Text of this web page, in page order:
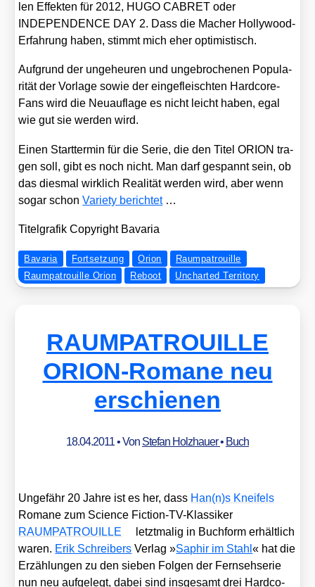
len Effek­ten für 2012, HUGO CABRET oder
INDEPENDENCE DAY 2. Dass die Macher Hol­ly­wood-
Erfah­rung haben, stimmt mich eher opti­mis­tisch.
Auf­grund der unge­heu­ren und unge­bro­che­nen Popu­la­
ri­tät der Vor­la­ge sowie der ein­ge­fleisch­ten Hard­core-
Fans wird die Neu­auf­la­ge es nicht leicht haben, egal
wie gut sie wer­den wird.
Einen Start­ter­min für die Serie, die den Titel ORION tra­
gen soll, gibt es noch nicht. Man darf gespannt sein, ob
das dies­mal wirk­lich Rea­li­tät wer­den wird, aber wenn
sogar schonVarie­ty berich­tet…
Titel­gra­fik Copy­right Bava­ria
Bavaria Fortsetzung Orion
Raumpatrouille
Raumpatrouille Orion
Reboot Uncharted Territory
RAUMPATROUILLE
ORION-Romane neu
erschienen
18.04.2011• Von Stefan Holzhauer• Buch
Unge­fähr 20 Jah­re ist es her, dass Han(n)s Knei­fels
Roma­ne zum Sci­ence Fic­tion-TV-Klas­si­ker
RAUMPATROUILLE
letzt­ma­lig in Buch­form erhält­lich
waren. Erik Schrei­bers Ver­lag »Saphir im Stahl« hat die
Erzäh­lun­gen zu den sie­ben Fol­gen der Fern­seh­se­rie
nun neu auf­ge­legt, dabei sind ins­ge­samt drei Hard­co­